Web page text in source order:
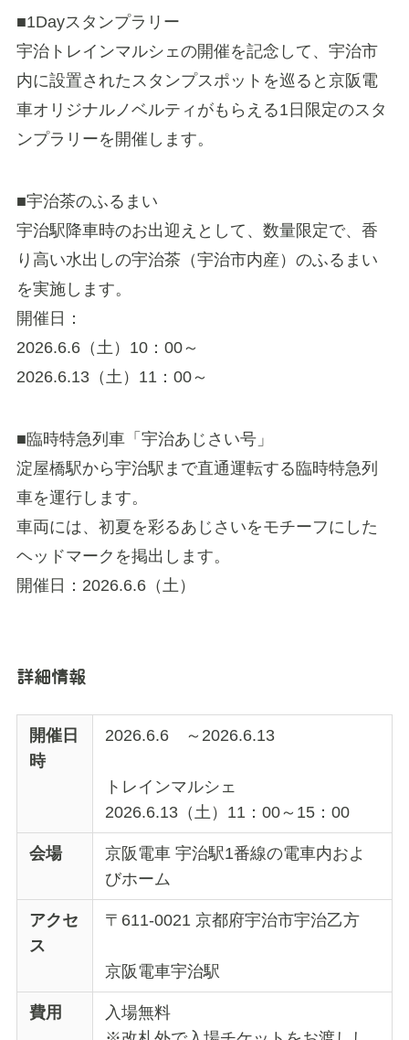
■1Dayスタンプラリー
宇治トレインマルシェの開催を記念して、宇治市
内に設置されたスタンプスポットを巡ると京阪電
車オリジナルノベルティがもらえる1日限定のスタ
ンプラリーを開催します。
■宇治茶のふるまい
宇治駅降車時のお出迎えとして、数量限定で、香
り高い水出しの宇治茶（宇治市内産）のふるまい
を実施します。
開催日：
2026.6.6（土）10：00～
2026.6.13（土）11：00～
■臨時特急列車「宇治あじさい号」
淀屋橋駅から宇治駅まで直通運転する臨時特急列
車を運行します。
車両には、初夏を彩るあじさいをモチーフにした
ヘッドマークを掲出します。
開催日：2026.6.6（土）
詳細情報
開催日
時
2026.6.6 ～2026.6.13
トレインマルシェ
2026.6.13（土）11：00～15：00
会場
京阪電車 宇治駅1番線の電車内およ
びホーム
アクセ
ス
〒611-0021 京都府宇治市宇治乙方
京阪電車宇治駅
費用
入場無料